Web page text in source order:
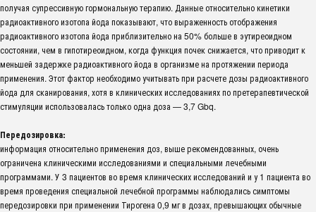
получая супрессивную гормональную терапию. Данные относительно кинетики
радиоактивного изотопа йода показывают, что выраженность отображения
радиоактивного изотопа йода приблизительно на 50% больше в эутиреоидном
состоянии, чем в гипотиреоидном, когда функция почек снижается, что приводит к
меньшей задержке радиоактивного йода в организме на протяжении периода
применения. Этот фактор необходимо учитывать при расчете дозы радиоактивного
йода для сканирования, хотя в клинических исследованиях по претерапевтической
стимуляции использовалась только одна доза — 3,7 Gbq.
Передозировка:
информация относительно применения доз, выше рекомендованных, очень
ограничена клиническими исследованиями и специальными лечебными
программами. У 3 пациентов во время клинических исследований и у 1 пациента во
время проведения специальной лечебной программы наблюдались симптомы
передозировки при применении Тирогена 0,9 мг в дозах, превышающих обычные